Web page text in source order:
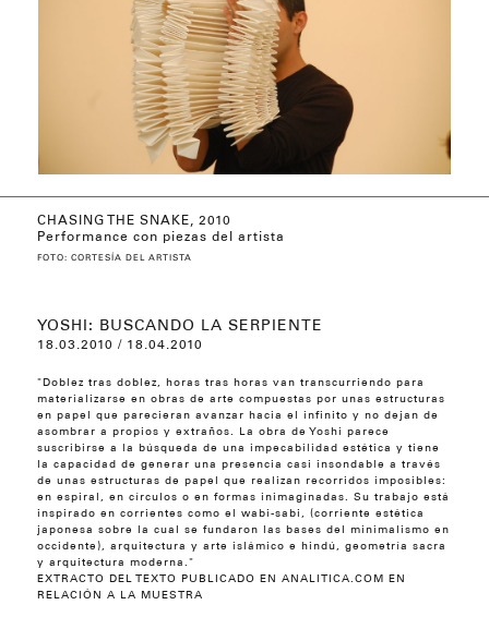
CHASING THE SNAKE, 2010
Performance con piezas del artista
FOTO: CORTESÍA DEL ARTISTA
CHASING THE SNAKE, 2010
YOSHI: BUSCANDO LA SERPIENTE
18.03.2010 / 18.04.2010
"Doblez tras doblez, horas tras horas van transcurriendo para
materializarse en obras de arte compuestas por unas estructuras
en papel que parecieran avanzar hacia el infinito y no dejan de
asombrar a propios y extraños. La obra de Yoshi parece
suscribirse a la búsqueda de una impecabilidad estética y tiene
la capacidad de generar una presencia casi insondable a través
de unas estructuras de papel que realizan recorridos imposibles:
en espiral, en círculos o en formas inimaginadas. Su trabajo está
inspirado en corrientes como el wabi-sabi, (corriente estética
japonesa sobre la cual se fundaron las bases del minimalismo en
occidente), arquitectura y arte islámico e hindú, geometría sacra
y arquitectura moderna."
EXTRACTO DEL TEXTO PUBLICADO EN ANALITICA.COM EN
RELACIÓN A LA MUESTRA